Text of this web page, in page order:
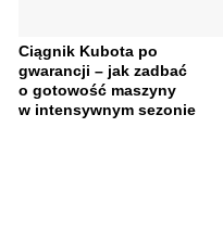
Ciągnik Kubota po
gwarancji – jak zadbać
o gotowość maszyny
w intensywnym sezonie